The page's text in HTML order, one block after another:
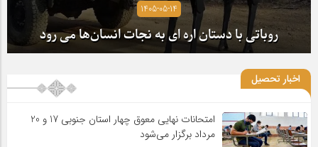
1405-05-14
روباتی با دستان اره ای به نجات انسان‌ها می رود
اخبار تحصیل
امتحانات نهایی معوق چهار استان جنوبی 17 و 20
مرداد برگزار می‌شود